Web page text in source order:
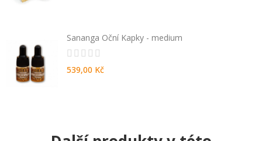
Sananga Oční Kapky - medium
539,00 Kč